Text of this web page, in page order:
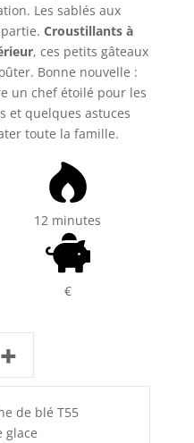
Les sablés aux
Croustillants à
, ces petits gâteaux
Bonne nouvelle :
un chef étoilé pour les
et quelques astuces
toute la famille.
12 minutes
€
+
de blé T55
glace